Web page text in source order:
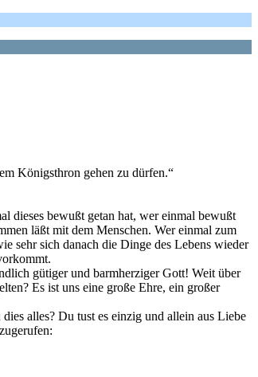
Königsthron gehen zu dürfen.“
dieses bewußt getan hat, wer einmal bewußt
läßt mit dem Menschen. Wer einmal zum
sehr sich danach die Dinge des Lebens wieder
gütiger und barmherziger Gott! Weit über
Es ist uns eine große Ehre, ein großer
alles? Du tust es einzig und allein aus Liebe